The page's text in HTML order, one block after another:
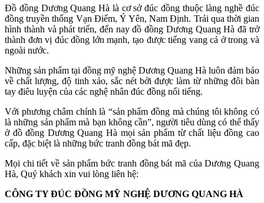
Đồ đồng Dương Quang Hà là cơ sở đúc đồng thuộc làng nghề đúc
đồng truyền thống Vạn Điểm, Ý Yên, Nam Định. Trải qua thời gian
hình thành và phát triển, đến nay đồ đồng Dương Quang Hà đã trở
thành đơn vị đúc đồng lớn mạnh, tạo được tiếng vang cả ở trong và
ngoài nước.
Những sản phẩm tại đồng mỹ nghệ Dương Quang Hà luôn đảm bảo
về chất lượng, độ tinh xảo, sắc nét bởi được làm từ những đôi bàn
tay điêu luyện của các nghệ nhân đúc đồng nổi tiếng.
Với phương châm chính là “sản phẩm đồng mà chúng tôi không có
là những sản phẩm mà bạn không cần”, người tiêu dùng có thể thấy
ở đồ đồng Dương Quang Hà mọi sản phẩm từ chất liệu đồng cao
cấp, đặc biệt là những bức tranh đồng bát mã đẹp.
Mọi chi tiết về sản phẩm bức tranh đồng bát mã của Dương Quang
Hà, Quý khách xin vui lòng liên hệ:
CÔNG TY ĐÚC ĐỒNG MỸ NGHỆ DƯƠNG QUANG HÀ